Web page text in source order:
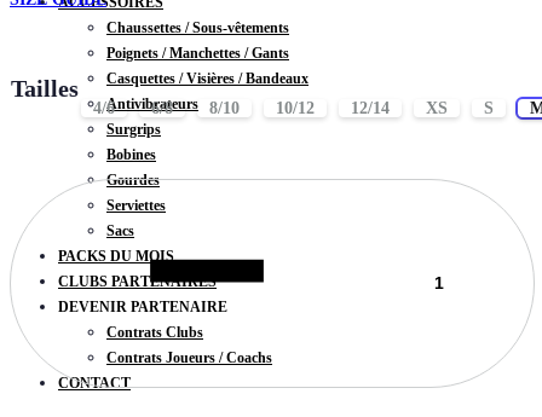
Chaussettes / Sous-vêtements
Poignets / Manchettes / Gants
Casquettes / Visières / Bandeaux
Antivibrateurs
Surgrips
Bobines
Gourdes
Serviettes
Sacs
PACKS DU MOIS
CLUBS PARTENAIRES
DEVENIR PARTENAIRE
Contrats Clubs
Contrats Joueurs / Coachs
CONTACT
Tailles
4/6 6/8 8/10 10/12 12/14 XS S
Quantité